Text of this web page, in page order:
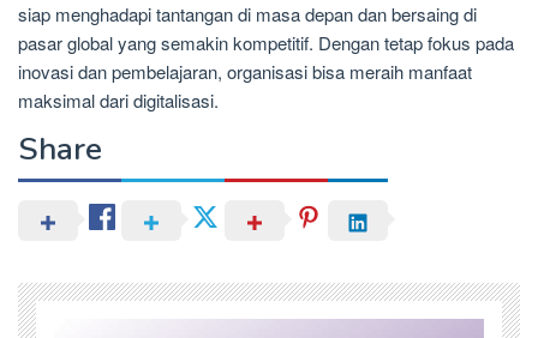
siap menghadapi tantangan di masa depan dan bersaing di
pasar global yang semakin kompetitif. Dengan tetap fokus pada
inovasi dan pembelajaran, organisasi bisa meraih manfaat
maksimal dari digitalisasi.
Share